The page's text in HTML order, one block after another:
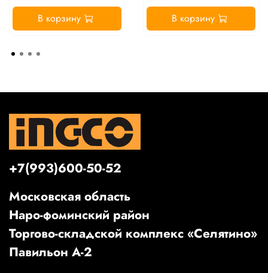
В корзину В корзину
+7(993)600-50-52
Московская область
Наро-фоминский район
Торгово-складской комплекс «Селятино»
Павильон А-2